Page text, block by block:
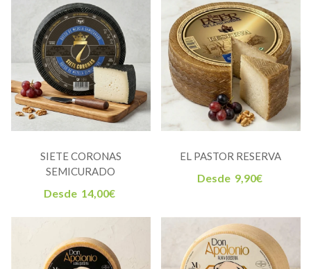
SIETE CORONAS
SEMICURADO
Desde 14,00€
EL PASTOR RESERVA
Desde 9,90€